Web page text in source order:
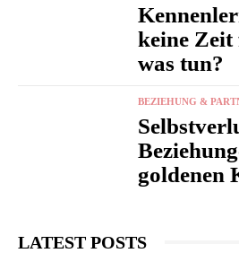
keine
was tun?
BEZIEHUNG &
goldenen
LATEST POSTS